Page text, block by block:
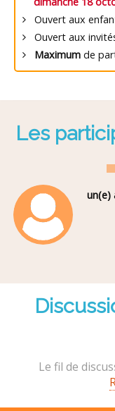
Ouvert aux
Ouvert aux
Maximum de
Les
un(e)
Le fil de